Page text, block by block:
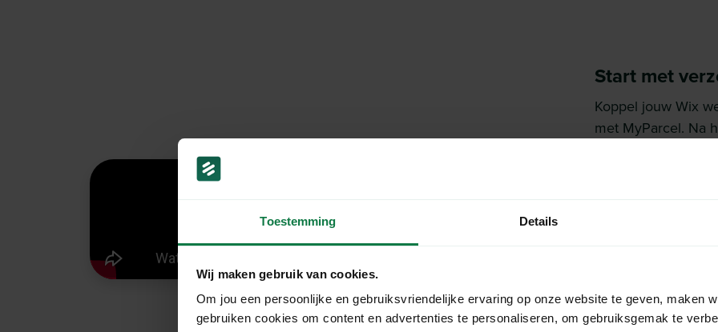
Toestemming Details
Wij maken gebruik van cookies.
Om jou een persoonlijke en gebruiksvriendelijke ervaring op onze website te geven, maken
gebruiken cookies om content en advertenties te personaliseren, om gebruiksgemak te
Start met
Koppel jouw Wix
met MyParcel. Na
aan de slag!